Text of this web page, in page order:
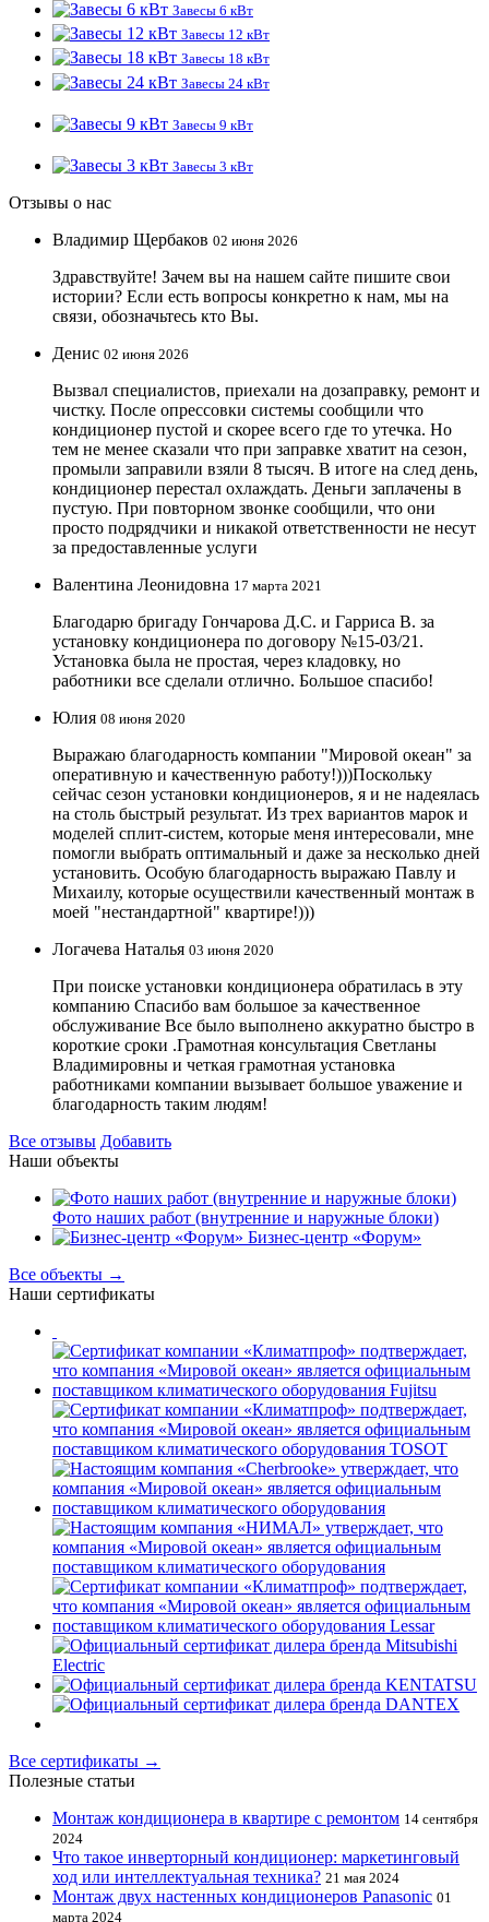
Завесы 6 кВт
Завесы 12 кВт
Завесы 18 кВт
Завесы 24 кВт
Завесы 9 кВт
Завесы 3 кВт
Отзывы о нас
Владимир Щербаков 02 июня 2026
Здравствуйте! Зачем вы на нашем сайте пишите свои
истории? Если есть вопросы конкретно к нам, мы на
связи, обозначьтесь кто Вы.
Денис 02 июня 2026
Вызвал специалистов, приехали на дозаправку, ремонт и
чистку. После опрессовки системы сообщили что
кондиционер пустой и скорее всего где то утечка. Но
тем не менее сказали что при заправке хватит на сезон,
промыли заправили взяли 8 тысяч. В итоге на след день,
кондиционер перестал охлаждать. Деньги заплачены в
пустую. При повторном звонке сообщили, что они
просто подрядчики и никакой ответственности не несут
за предоставленные услуги
Валентина Леонидовна 17 марта 2021
Благодарю бригаду Гончарова Д.С. и Гарриса В. за
установку кондиционера по договору №15-03/21.
Установка была не простая, через кладовку, но
работники все сделали отлично. Большое спасибо!
Юлия 08 июня 2020
Выражаю благодарность компании "Мировой океан" за
оперативную и качественную работу!)))Поскольку
сейчас сезон установки кондиционеров, я и не надеялась
на столь быстрый результат. Из трех вариантов марок и
моделей сплит-систем, которые меня интересовали, мне
помогли выбрать оптимальный и даже за несколько дней
установить. Особую благодарность выражаю Павлу и
Михаилу, которые осуществили качественный монтаж в
моей "нестандартной" квартире!)))
Логачева Наталья 03 июня 2020
При поиске установки кондиционера обратилась в эту
компанию Спасибо вам большое за качественное
обслуживание Все было выполнено аккуратно быстро в
короткие сроки .Грамотная консультация Светланы
Владимировны и четкая грамотная установка
работниками компании вызывает большое уважение и
благодарность таким людям!
Все отзывы Добавить
Наши объекты
Фото наших работ (внутренние и наружные блоки)
Бизнес-центр «Форум»
Все объекты →
Наши сертификаты
Все сертификаты →
Полезные статьи
Монтаж кондиционера в квартире с ремонтом 14 сентября
2024
Что такое инверторный кондиционер: маркетинговый
ход или интеллектуальная техника? 21 мая 2024
Монтаж двух настенных кондиционеров Panasonic 01
марта 2024